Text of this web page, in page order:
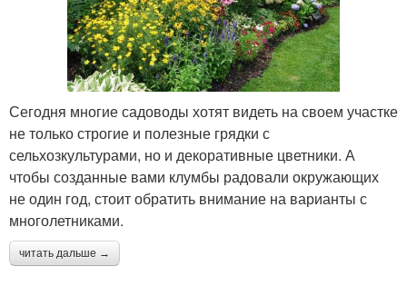
Сегодня многие садоводы хотят видеть на своем участке
не только строгие и полезные грядки с
сельхозкультурами, но и декоративные цветники. А
чтобы созданные вами клумбы радовали окружающих
не один год, стоит обратить внимание на варианты с
многолетниками.
читать дальше →